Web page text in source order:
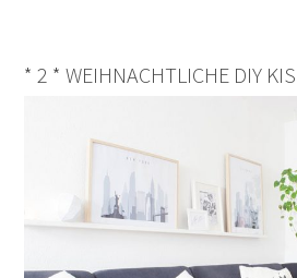
* 2 * WEIHNACHTLICHE DIY